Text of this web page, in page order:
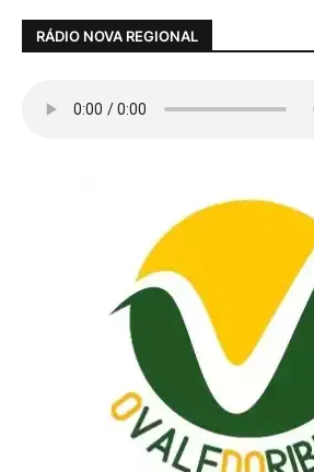
RÁDIO NOVA REGIONAL